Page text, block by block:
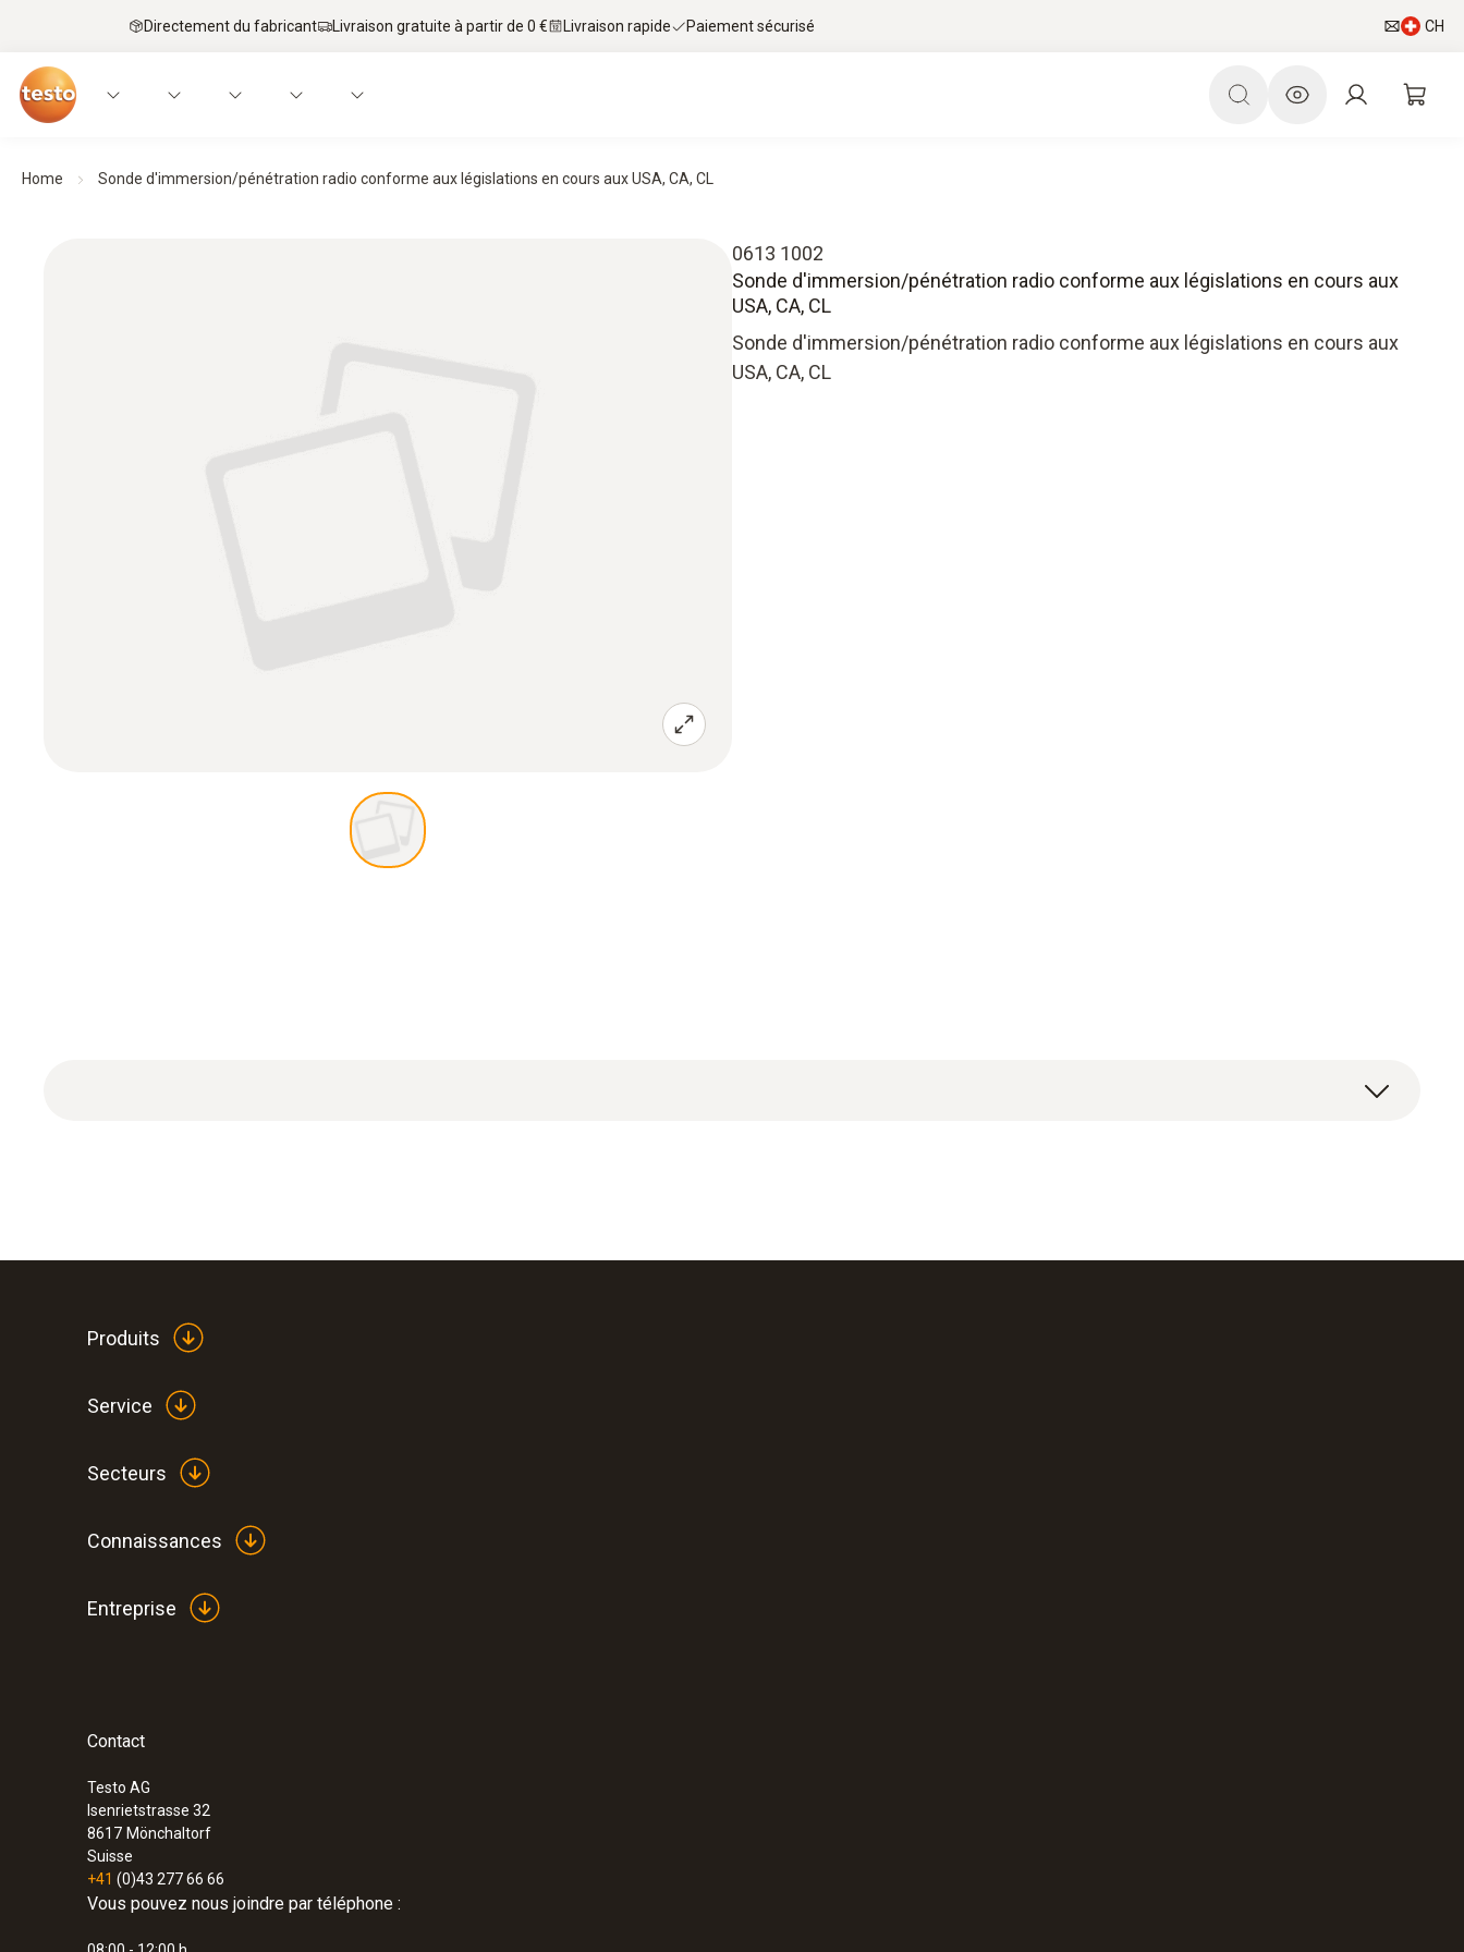
Directement du fabricant Livraison gratuite à partir de 0 € Livraison rapide Paiement sécurisé CH
Home Sonde d'immersion/pénétration radio conforme aux législations en cours aux USA, CA, CL
0613 1002
Sonde d'immersion/pénétration radio conforme aux législations en cours aux
USA, CA, CL
Sonde d'immersion/pénétration radio conforme aux législations en cours aux
USA, CA, CL
:0560 1108
testo 110 - Thermomètre
Produits
Service
Secteurs
Connaissances
Entreprise
Contact
Testo AG
Isenrietstrasse 32
8617 Mönchaltorf
Suisse
+41 (0)43 277 66 66
Vous pouvez nous joindre par téléphone :